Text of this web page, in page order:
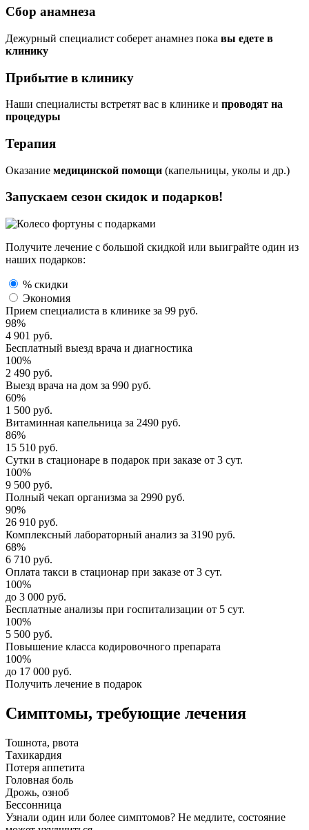
Сбор анамнеза
Дежурный специалист соберет анамнез пока вы едете в
клинику
Прибытие в клинику
Наши специалисты встретят вас в клинике и проводят на
процедуры
Терапия
Оказание медицинской помощи (капельницы, уколы и др.)
Запускаем сезон скидок и подарков!
Получите лечение с большой скидкой или выиграйте один из
наших подарков:
% скидки
Экономия
Прием специалиста в клинике за 99 руб.
98%
4 901 руб.
Бесплатный выезд врача и диагностика
100%
2 490 руб.
Выезд врача на дом за 990 руб.
60%
1 500 руб.
Витаминная капельница за 2490 руб.
86%
15 510 руб.
Сутки в стационаре в подарок при заказе от 3 сут.
100%
9 500 руб.
Полный чекап организма за 2990 руб.
90%
26 910 руб.
Комплексный лабораторный анализ за 3190 руб.
68%
6 710 руб.
Оплата такси в стационар при заказе от 3 сут.
100%
до 3 000 руб.
Бесплатные анализы при госпитализации от 5 сут.
100%
5 500 руб.
Повышение класса кодировочного препарата
100%
до 17 000 руб.
Получить лечение в подарок
Симптомы, требующие лечения
Тошнота, рвота
Тахикардия
Потеря аппетита
Головная боль
Дрожь, озноб
Бессонница
Узнали один или более симптомов? Не медлите, состояние